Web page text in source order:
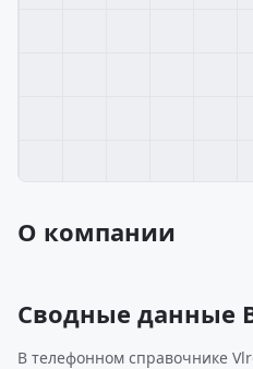
О компании
Сводные данные
В телефонном справочнике